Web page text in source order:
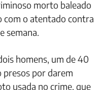
morto baleado
com o atentado contra
semana.
homens, um de 40
presos por darem
usada no crime, que